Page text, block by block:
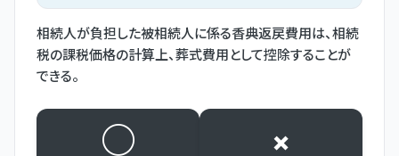
相続人が負担した被相続人に係る香典返戻費用は、相続
税の課税価格の計算上、葬式費用として控除することが
できる。
○ ×